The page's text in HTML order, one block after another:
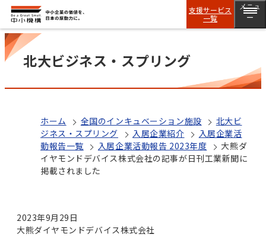
支援サービス
一覧
メニュ
ー
北大ビジネス・スプリング
ホーム 全国のインキュベーション施設
北大ビ
ジネス・スプリング
入居企業紹介
入居企業活
動報告一覧
入居企業活動報告 2023年度
大熊ダ
イヤモンドデバイス株式会社の記事が日刊工業新聞に
掲載されました
2023年9月29日
大熊ダイヤモンドデバイス株式会社